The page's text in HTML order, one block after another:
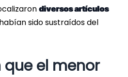
diversos artículos
sido sustraídos del
el menor